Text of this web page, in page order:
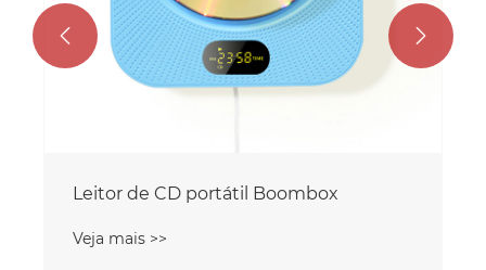
Leitor de CD portátil Boombox
Veja mais >>
 